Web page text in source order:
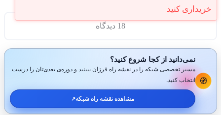
18 دیدگاه
🧭
نمی‌دانید از کجا شروع کنید؟
مسیر تخصصی شبکه را در نقشه راه فرزان ببینید و دوره‌ی بعدی‌تان را درست
انتخاب کنید.
مشاهده نقشه راه شبکه↗️